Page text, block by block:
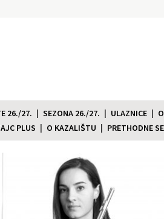
26./27. SEZONA 26./27. ULAZNICE
PLUS O KAZALIŠTU PRETHODNE